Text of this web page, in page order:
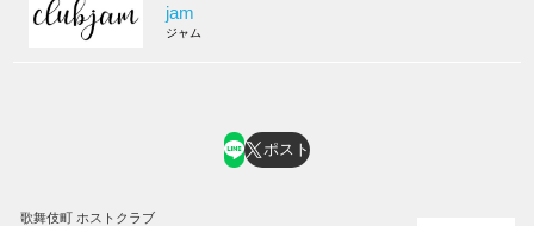
jam
ジャム
ポスト
歌舞伎町 ホストクラブ